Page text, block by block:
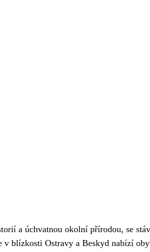
a úchvatnou okolní přírodou, se
blízkosti Ostravy a Beskyd nabízí